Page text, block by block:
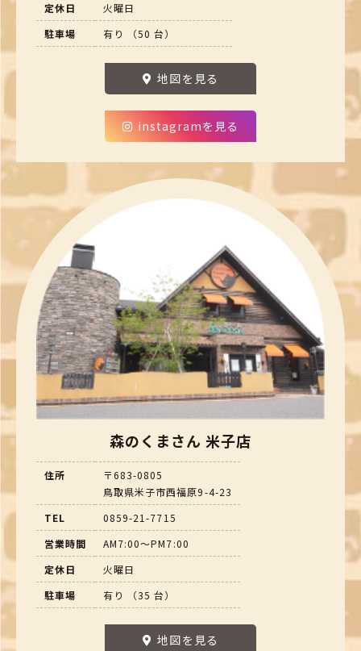
定休日
火曜日
駐車場
有り （50 台）
地図を見る
instagramを見る
森のくまさん 米子店
住所
〒683-0805
鳥取県米子市西福原9-4-23
TEL
0859-21-7715
営業時間
AM7:00～PM7:00
定休日
火曜日
駐車場
有り （35 台）
地図を見る